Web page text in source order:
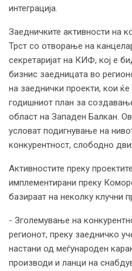
интеграција.
Заедничките активности на
Трст со отворање на
секретаријат на КИФ, кој е
бизнис заедницата во
на заеднички проекти, кои
годишниот план за
област на Западен Балкан.
условат подигнување на
конкурентност, слободно
Активностите преку
имплементирани преку
базираат на неколку клучни
- Зголемување на
регионот, преку заедничко
настани од меѓународен
производи и ланци на